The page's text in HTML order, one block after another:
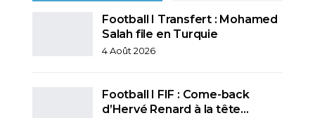
Football I Transfert : Mohamed
Salah file en Turquie
4 Août 2026
Football I FIF : Come-back
d’Hervé Renard à la tête…